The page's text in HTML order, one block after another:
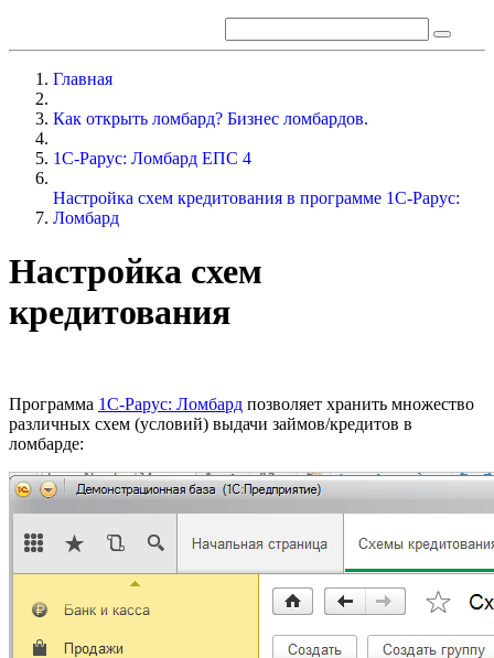
Главная
Как открыть ломбард? Бизнес ломбардов.
1С-Рарус: Ломбард ЕПС 4
Настройка схем кредитования в программе 1С-Рарус:
Ломбард
Настройка схем
кредитования
Программа 1С-Рарус: Ломбард позволяет хранить множество
различных схем (условий) выдачи займов/кредитов в
ломбарде: